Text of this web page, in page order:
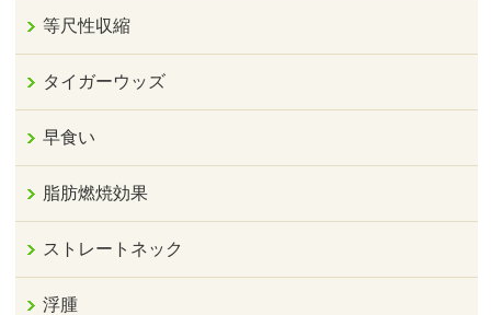
等尺性収縮
タイガーウッズ
早食い
脂肪燃焼効果
ストレートネック
浮腫